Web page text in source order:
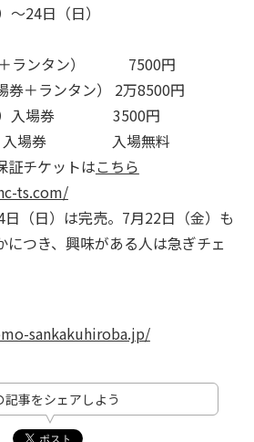
24日（日）
＋ランタン） 7500円
＋ランタン） 2万8500円
）入場券 3500円
入場券 入場無料
証チケットはこちら
ts.com/
（日）は完売。7月22日（金）も
につき、興味がある人は急ぎチェ
sankakuhiroba.jp/
記事をシェアしよう